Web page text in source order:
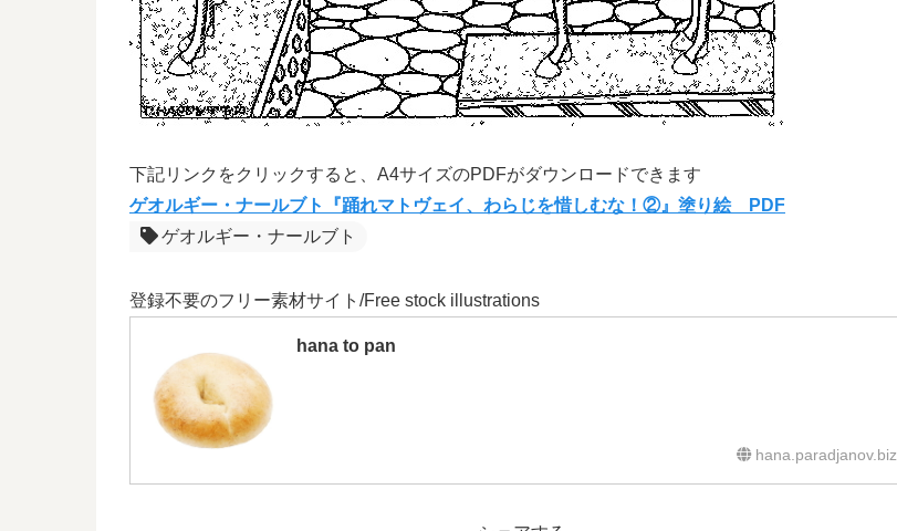
下記リンクをクリックすると、A4サイズのPDFがダウンロードできます
ゲオルギー・ナールブト『踊れマトヴェイ、わらじを惜しむな！②』塗り絵 PDF
ゲオルギー・ナールブト
登録不要のフリー素材サイト/Free stock illustrations
hana to pan
hana.paradjanov.biz